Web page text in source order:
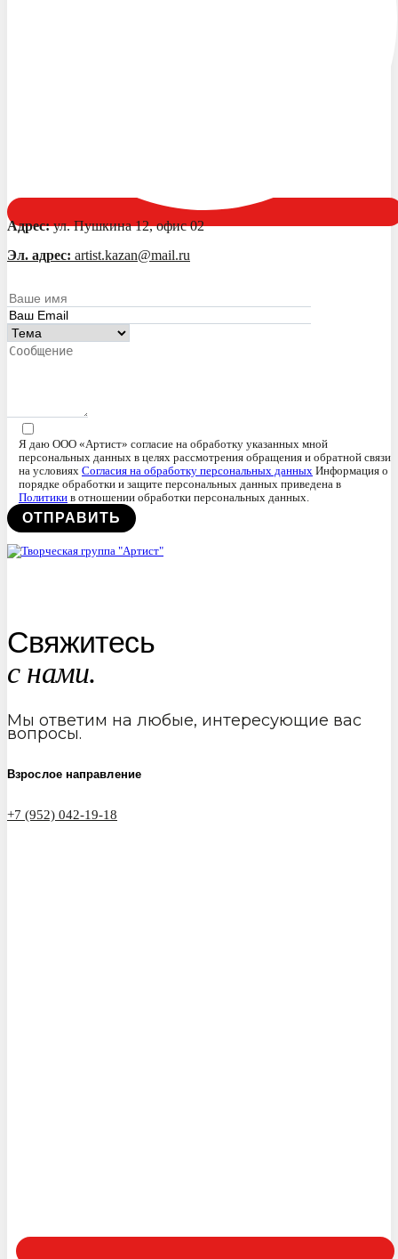
Адрес:ул. Пушкина 12, офис 02
Эл. адрес: artist.kazan@mail.ru
Я даю ООО «Артист» согласие на обработку указанных мной
персональных данных в целях рассмотрения обращения и обратной связи
на условиях Согласия на обработку персональных данных Информация о
порядке обработки и защите персональных данных приведена в
Политики в отношении обработки персональных данных.
Свяжитесь
с нами.
Мы ответим на любые, интересующие вас
вопросы.
Взрослое направление
+7 (952) 042-19-18